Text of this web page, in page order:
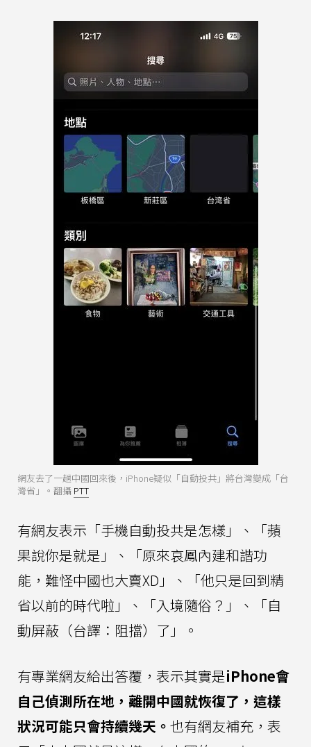
網友去了一趟中國回來後，iPhone疑似「自動投共」將台灣變成「台
灣省」。翻攝 PTT
有網友表示「手機自動投共是怎樣」、「蘋
果說你是就是」、「原來哀鳳內建和諧功
能，難怪中國也大賣XD」、「他只是回到精
省以前的時代啦」、「入境隨俗？」、「自
動屏蔽（台譯：阻擋）了」。
有專業網友給出答覆，表示其實是iPhone會
自己偵測所在地，離開中國就恢復了，這樣
狀況可能只會持續幾天。 也有網友補充，表